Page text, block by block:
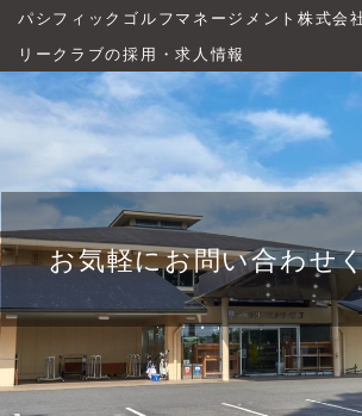
パシフィックゴルフマネージメント株式会
リークラブの採用・求人情報
お気軽にお問い合わせ